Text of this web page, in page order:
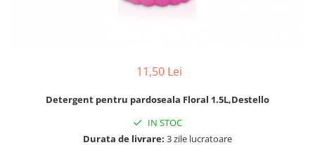
Solutii indepartare pete si
Articole Menaj & Accesorii pentru
Lavete si seturi lavete
11,50 Lei
Detergent pentru pardoseala Floral 1.5L,Destello
IN STOC
Durata de livrare: 3 zile lucratoare